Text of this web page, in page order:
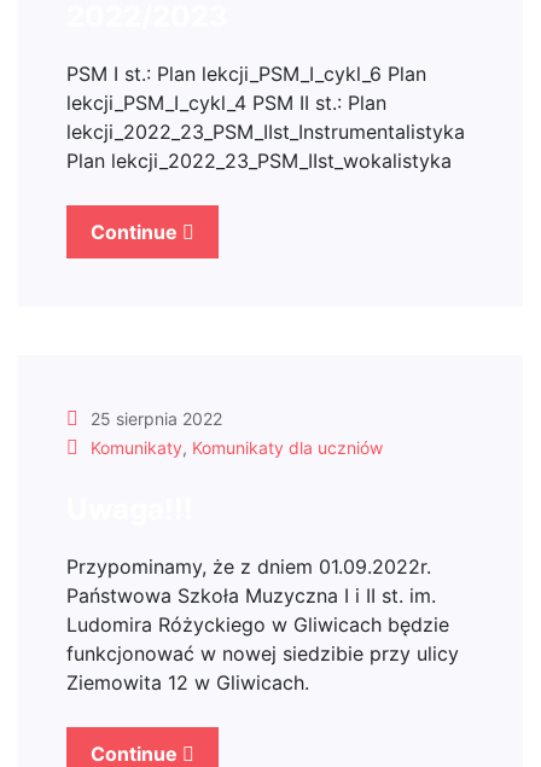
PSM I st.: Plan lekcji_PSM_I_cykl_6 Plan
lekcji_PSM_I_cykl_4 PSM II st.: Plan
lekcji_2022_23_PSM_IIst_Instrumentalistyka
Plan lekcji_2022_23_PSM_IIst_wokalistyka
Continue
25 sierpnia 2022
Komunikaty, Komunikaty dla uczniów
Przypominamy, że z dniem 01.09.2022r.
Państwowa Szkoła Muzyczna I i II st. im.
Ludomira Różyckiego w Gliwicach będzie
funkcjonować w nowej siedzibie przy ulicy
Ziemowita 12 w Gliwicach.
Continue